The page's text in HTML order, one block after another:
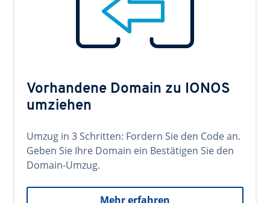
Vorhandene Domain zu IONOS
umziehen
Umzug in 3 Schritten: Fordern Sie den Code an.
Geben Sie Ihre Domain ein Bestätigen Sie den
Domain-Umzug.
Mehr erfahren